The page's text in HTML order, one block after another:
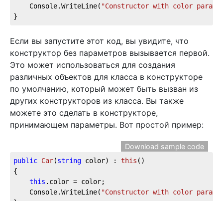
    Console.WriteLine(
"Constructor with color
}
Если вы запустите этот код, вы увидите, что
конструктор без параметров вызывается первой.
Это может использоваться для создания
различных объектов для класса в конструкторе
по умолчанию, который может быть вызван из
других конструкторов из класса. Вы также
можете это сделать в конструкторе,
принимающем параметры. Вот простой пример:
Download sample code
public Car(string color) : this ( )
{
this .color = color;
    Console.WriteLine(
"Constructor with color